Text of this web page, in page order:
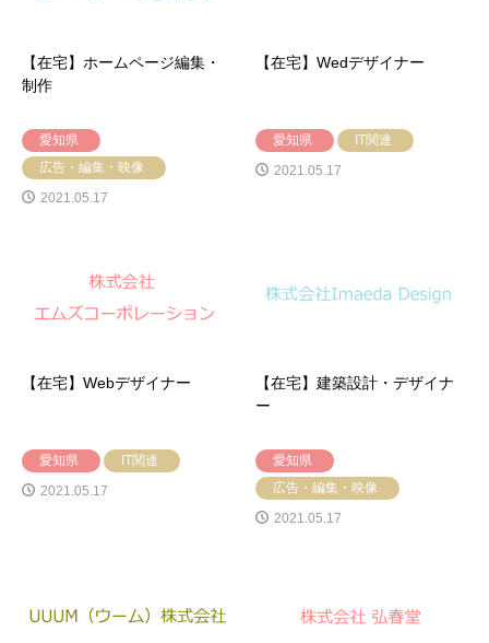
【在宅】ホームページ編集・
制作
愛知県
広告・編集・映像
2021.05.17
【在宅】Wedデザイナー
愛知県
IT関連
2021.05.17
【在宅】Webデザイナー
愛知県
IT関連
2021.05.17
【在宅】建築設計・デザイナ
ー
愛知県
広告・編集・映像
2021.05.17